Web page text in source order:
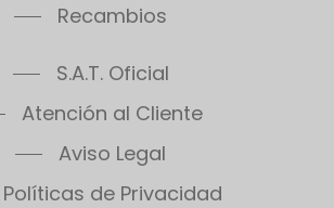
Recambios
S.A.T. Oficial
Atención al Cliente
Aviso Legal
Políticas de Privacidad